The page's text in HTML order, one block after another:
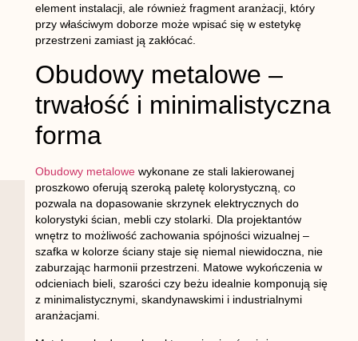
element instalacji, ale również fragment aranżacji, który
przy właściwym doborze może wpisać się w estetykę
przestrzeni zamiast ją zakłócać.
Obudowy metalowe –
trwałość i minimalistyczna
forma
Obudowy metalowewykonane ze stali lakierowanej
proszkowo oferują szeroką paletę kolorystyczną, co
pozwala na dopasowanie skrzynek elektrycznych do
kolorystyki ścian, mebli czy stolarki. Dla projektantów
wnętrz to możliwość zachowania spójności wizualnej –
szafka w kolorze ściany staje się niemal niewidoczna, nie
zaburzając harmonii przestrzeni. Matowe wykończenia w
odcieniach bieli, szarości czy beżu idealnie komponują się
z minimalistycznymi, skandynawskimi i industrialnymi
aranżacjami.